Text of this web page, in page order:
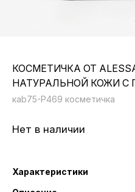
КОСМЕТИЧКА ОТ
НАТУРАЛЬНОЙ КОЖИ
кab75-P469 косметичка
Нет в наличии
Характеристики